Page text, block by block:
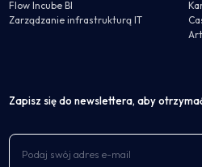
Flow Incube BI
Zarządzanie infrastrukturą IT
Zapisz się do newslettera, aby